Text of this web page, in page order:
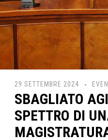
29 SETTEMBRE 2024
SBAGLIATO
SPETTRO DI